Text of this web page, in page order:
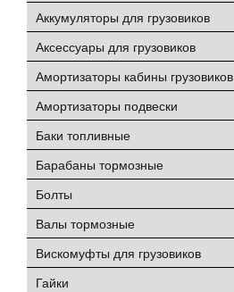
Аккумуляторы для грузовиков
Аксессуары для грузовиков
Амортизаторы кабины грузовиков
Амортизаторы подвески
Баки топливные
Барабаны тормозные
Болты
Валы тормозные
Вискомуфты для грузовиков
Гайки